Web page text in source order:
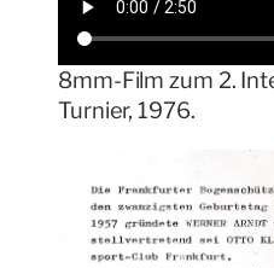
8mm-Film zum 2.
Turnier, 1976.